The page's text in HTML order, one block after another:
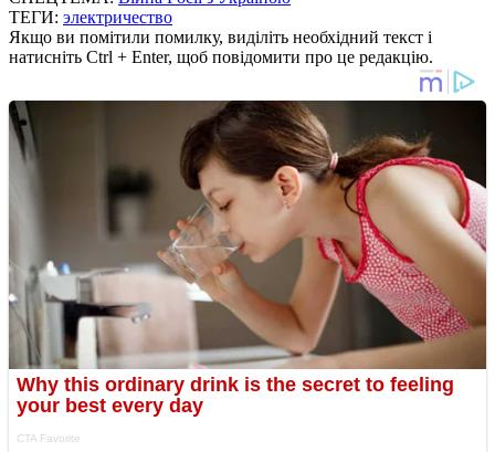
ТЕГИ: электричество
Якщо ви помітили помилку, виділіть необхідний текст і
натисніть Ctrl + Enter, щоб повідомити про це редакцію.